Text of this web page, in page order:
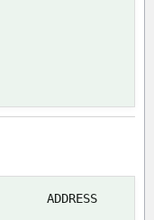
ADDRESS